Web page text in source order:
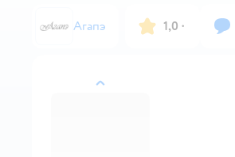
назад
Агапэ 1,0 ·